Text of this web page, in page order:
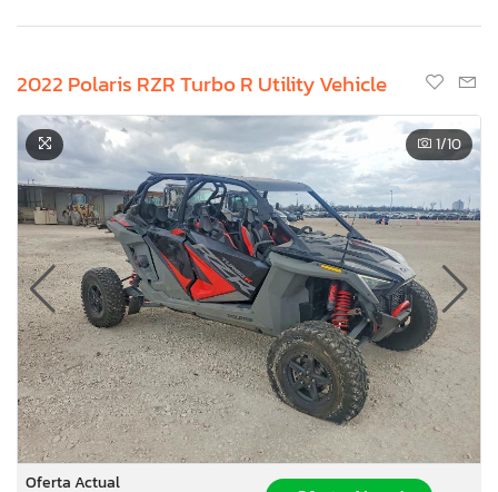
2022 Polaris RZR Turbo R Utility Vehicle
1/10
Oferta Actual